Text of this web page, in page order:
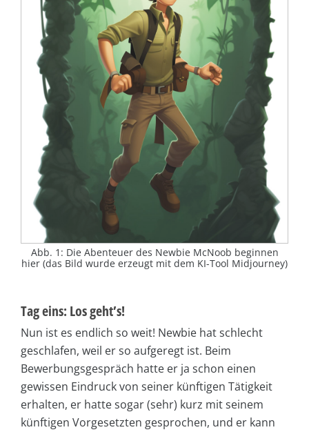
Abb. 1: Die Abenteuer des Newbie McNoob beginnen
hier (das Bild wurde erzeugt mit dem KI-Tool Midjourney)
Tag eins: Los geht’s!
Nun ist es endlich so weit! Newbie hat schlecht
geschlafen, weil er so aufgeregt ist. Beim
Bewerbungsgespräch hatte er ja schon einen
gewissen Eindruck von seiner künftigen Tätigkeit
erhalten, er hatte sogar (sehr) kurz mit seinem
künftigen Vorgesetzten gesprochen, und er kann